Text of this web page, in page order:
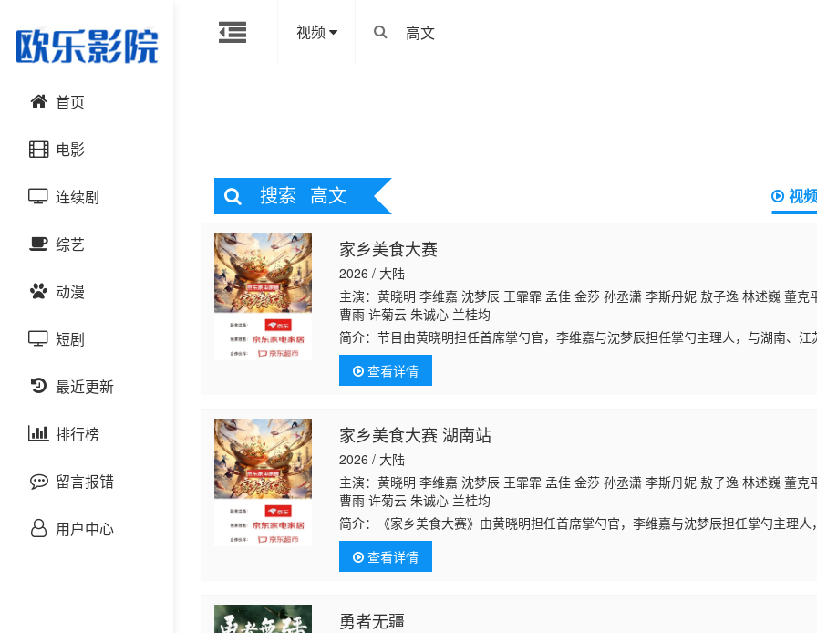
视频
首页
电影
动作片
喜剧片
爱情片
科幻片
恐怖片
剧情片
战争片
悬疑片
连续剧
国产剧
港台剧
日韩剧
欧美剧
泰国剧
综艺
大陆综艺
日韩综艺
港台综艺
欧美综艺
动漫
国产动漫
日韩动漫
欧美动漫
短剧
最近更新
排行榜
留言报错
用户中心
搜索 高文 视频
家乡美食大赛
2026 / 大陆
主演：黄晓明 李维嘉 沈梦辰 王霏霏 孟佳 金莎 孙丞潇 李斯丹妮 敖子逸 林述巍 董
曹雨 许菊云 朱诚心 兰桂均
简介：节目由黄晓明担任首席掌勺官，李维嘉与沈梦辰担任掌勺主理人，与湖南、江
邀艺人掌勺官一起，品鉴家乡招牌菜，为各赛区家乡招牌菜选拔全国单菜品冠军，全
烟火气息与民间高手的烹
查看详情
家乡美食大赛 湖南站
2026 / 大陆
主演：黄晓明 李维嘉 沈梦辰 王霏霏 孟佳 金莎 孙丞潇 李斯丹妮 敖子逸 林述巍 董
曹雨 许菊云 朱诚心 兰桂均
简介：
《家乡美食大赛》由黄晓明担任首席掌勺官，李维嘉与沈梦辰担任掌勺主理
渝、广东的特邀艺人掌勺官一起，品鉴家乡招牌菜，为各赛区家乡招牌菜选拔全国单
现中华美食的烟火气息与民间高手的烹饪智慧，同时深度挖掘美食背后的地域文化与
查看详情
勇者无疆